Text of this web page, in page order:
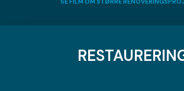
​SE FILM OM STØRRE